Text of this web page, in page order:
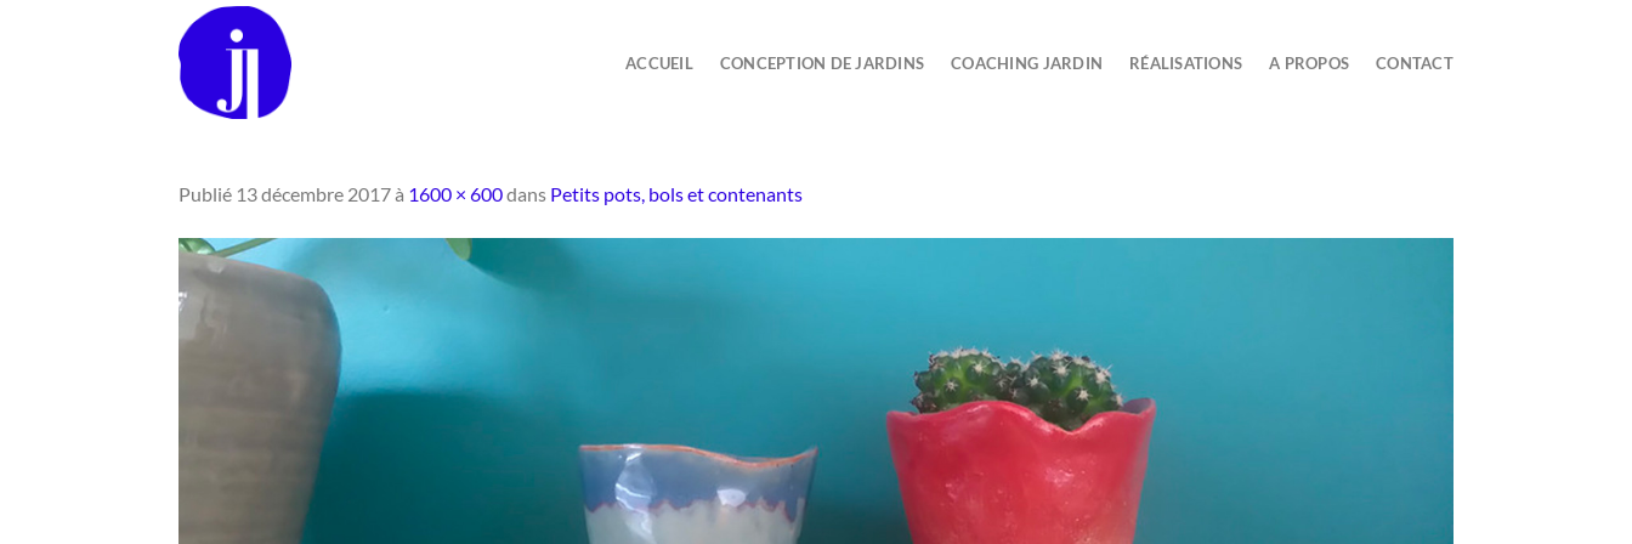
ACCUEIL CONCEPTION DE JARDINS COACHING JARDIN RÉALISATIONS A PROPOS CONTACT
Publié 13 décembre 2017à 1600 × 600dans Petits pots, bols et contenants